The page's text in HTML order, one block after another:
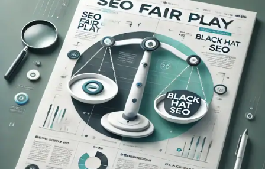
firmowych
ich
uniknąć